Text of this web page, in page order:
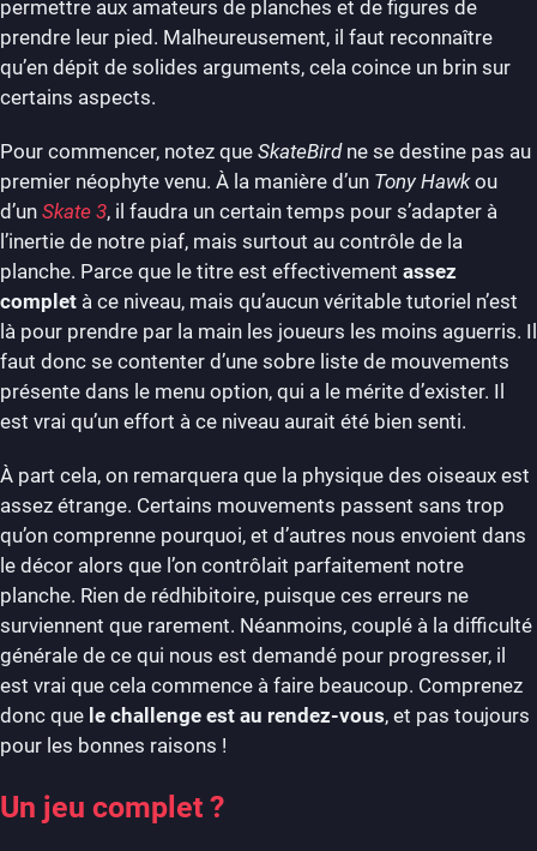
permettre aux amateurs de planches et de figures de
prendre leur pied. Malheureusement, il faut reconnaître
qu’en dépit de solides arguments, cela coince un brin sur
certains aspects.
Pour commencer, notez que SkateBirdne se destine pas au
premier néophyte venu. À la manière d’un Tony Hawkou
d’un Skate 3, il faudra un certain temps pour s’adapter à
l’inertie de notre piaf, mais surtout au contrôle de la
planche. Parce que le titre est effectivement assez
complet à ce niveau, mais qu’aucun véritable tutoriel n’est
là pour prendre par la main les joueurs les moins aguerris. Il
faut donc se contenter d’une sobre liste de mouvements
présente dans le menu option, qui a le mérite d’exister. Il
est vrai qu’un effort à ce niveau aurait été bien senti.
À part cela, on remarquera que la physique des oiseaux est
assez étrange. Certains mouvements passent sans trop
qu’on comprenne pourquoi, et d’autres nous envoient dans
le décor alors que l’on contrôlait parfaitement notre
planche. Rien de rédhibitoire, puisque ces erreurs ne
surviennent que rarement. Néanmoins, couplé à la difficulté
générale de ce qui nous est demandé pour progresser, il
est vrai que cela commence à faire beaucoup. Comprenez
donc que le challenge est au rendez-vous, et pas toujours
pour les bonnes raisons !
Un jeu complet ?